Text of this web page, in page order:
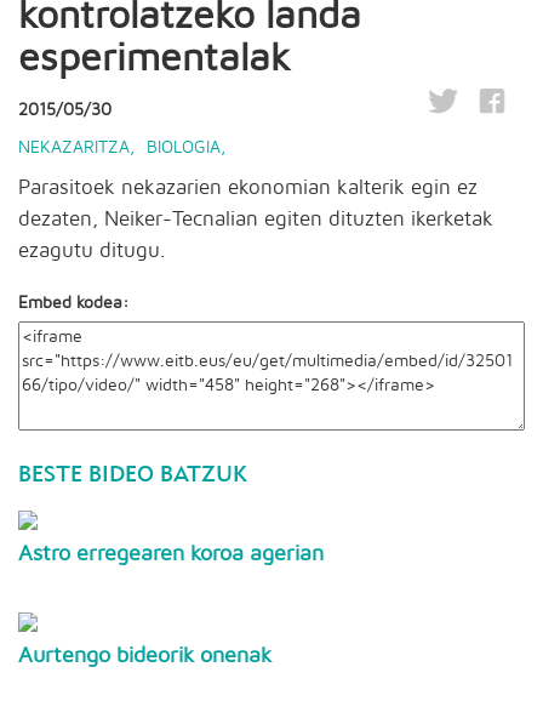
kontrolatzeko landa
esperimentalak
2015/05/30
NEKAZARITZA BIOLOGIA
Parasitoek nekazarien ekonomian kalterik egin ez
dezaten, Neiker-Tecnalian egiten dituzten ikerketak
ezagutu ditugu.
Embed kodea:
BESTE BIDEO BATZUK
Astro erregearen koroa agerian
Aurtengo bideorik onenak